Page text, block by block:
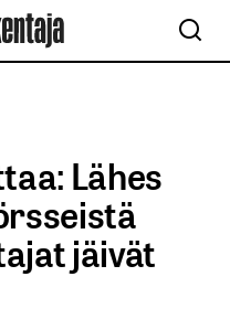
Lähes
jäivät